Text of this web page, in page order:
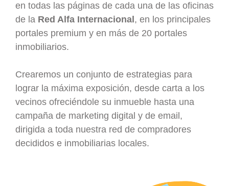
en todas las páginas de cada una de las oficinas
de la Red Alfa Internacional , en los principales
portales premium y en más de 20 portales
inmobiliarios.
Crearemos un conjunto de estrategias para
lograr la máxima exposición, desde carta a los
vecinos ofreciéndole su inmueble hasta una
campaña de marketing digital y de email,
dirigida a toda nuestra red de compradores
decididos e inmobiliarias locales.